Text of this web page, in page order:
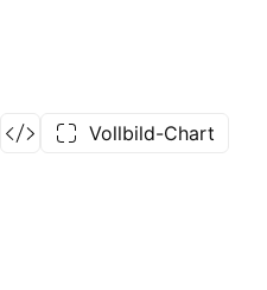
Vollbild-Chart